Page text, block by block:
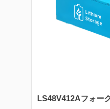
LS48V412Aフォー